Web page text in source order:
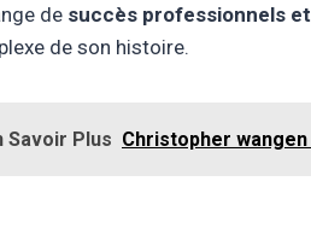
de succès professionnels
de son histoire.
Savoir Plus Christopher